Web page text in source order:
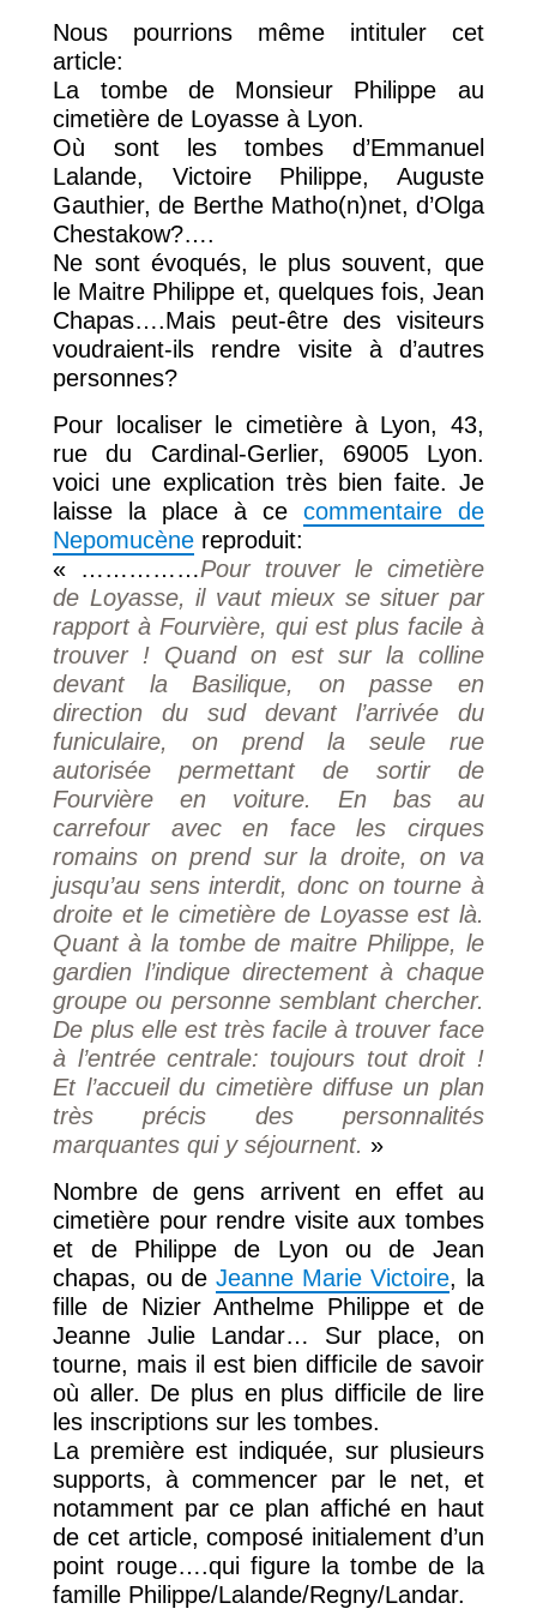
Nous pourrions même intituler cet
article:
La tombe de Monsieur Philippe au
cimetière de Loyasse à Lyon.
Où sont les tombes d’Emmanuel
Lalande, Victoire Philippe, Auguste
Gauthier, de Berthe Matho(n)net, d’Olga
Chestakow?….
Ne sont évoqués, le plus souvent, que
le Maitre Philippe et, quelques fois, Jean
Chapas….Mais peut-être des visiteurs
voudraient-ils rendre visite à d’autres
personnes?
Pour localiser le cimetière à Lyon, 43,
rue du Cardinal-Gerlier, 69005 Lyon.
voici une explication très bien faite. Je
laisse la place à ce commentaire de
Nepomucène reproduit:
« ……………Pour trouver le cimetière
de Loyasse, il vaut mieux se situer par
rapport à Fourvière, qui est plus facile à
trouver ! Quand on est sur la colline
devant la Basilique, on passe en
direction du sud devant l’arrivée du
funiculaire, on prend la seule rue
autorisée permettant de sortir de
Fourvière en voiture. En bas au
carrefour avec en face les cirques
romains on prend sur la droite, on va
jusqu’au sens interdit, donc on tourne à
droite et le cimetière de Loyasse est là.
Quant à la tombe de maitre Philippe, le
gardien l’indique directement à chaque
groupe ou personne semblant chercher.
De plus elle est très facile à trouver face
à l’entrée centrale: toujours tout droit !
Et l’accueil du cimetière diffuse un plan
très précis des personnalités
marquantes qui y séjournent. »
Nombre de gens arrivent en effet au
cimetière pour rendre visite aux tombes
et de Philippe de Lyon ou de Jean
chapas, ou de Jeanne Marie Victoire, la
fille de Nizier Anthelme Philippe et de
Jeanne Julie Landar… Sur place, on
tourne, mais il est bien difficile de savoir
où aller. De plus en plus difficile de lire
les inscriptions sur les tombes.
La première est indiquée, sur plusieurs
supports, à commencer par le net, et
notamment par ce plan affiché en haut
de cet article, composé initialement d’un
point rouge….qui figure la tombe de la
famille Philippe/Lalande/Regny/Landar.